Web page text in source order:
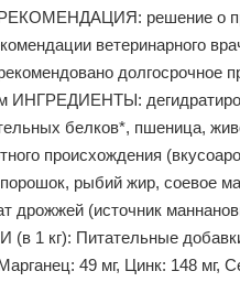
РЕКОМЕНДАЦИЯ: решение о
ветеринарного
долгосрочное
ИНГРЕДИЕНТЫ:
белков*, пшеница,
происхождения
рыбий жир, соевое
дрожжей (источник
1 кг): Питательные
49 мг, Цинк: 148 мг,